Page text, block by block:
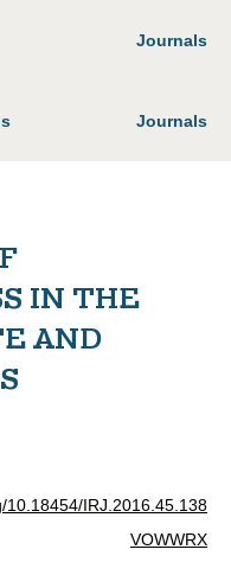
Journals
Journals
IN THE
AND
10.18454/IRJ.2016.45.138
VOWWRX